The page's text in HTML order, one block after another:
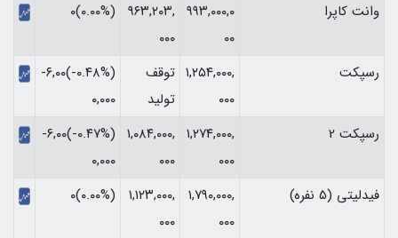
وانت کاپرا
۹۹۳,۰۰۰,۰
۰۰
۹۶۳,۲۰۳,
۰۰۰
(۰.۰۰%)۰
رسپکت
۱,۲۵۴,۰۰۰,
۰۰۰
توقف
تولید
(‎-۰.۴۸%‏)‎-۶,۰۰
۰,۰۰۰‏
رسپکت 2
۱,۲۷۴,۰۰۰,
۰۰۰
۱,۰۸۴,۰۰۰,
۰۰۰
(‎-۰.۴۷%‏)‎-۶,۰۰
۰,۰۰۰‏
فیدلیتی (5 نفره)
۱,۷۹۰,۰۰۰,
۰۰۰
۱,۱۲۳,۰۰۰,
۰۰۰
(۰.۰۰%)۰